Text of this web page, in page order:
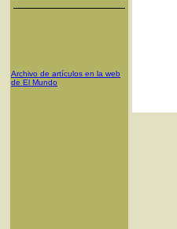
Archivo de artículos en la web
de El Mundo